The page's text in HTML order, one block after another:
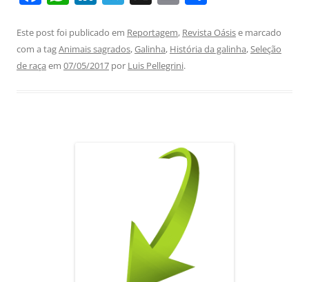
c
e
at
s
k
e
e
gr
ai
l
ar
e
Este post foi publicado em Reportagem, Revista Oásise marcado
com a tagAnimais sagrados,Galinha, História da galinha,Seleção
de raça em 07/05/2017 por Luis Pellegrini.